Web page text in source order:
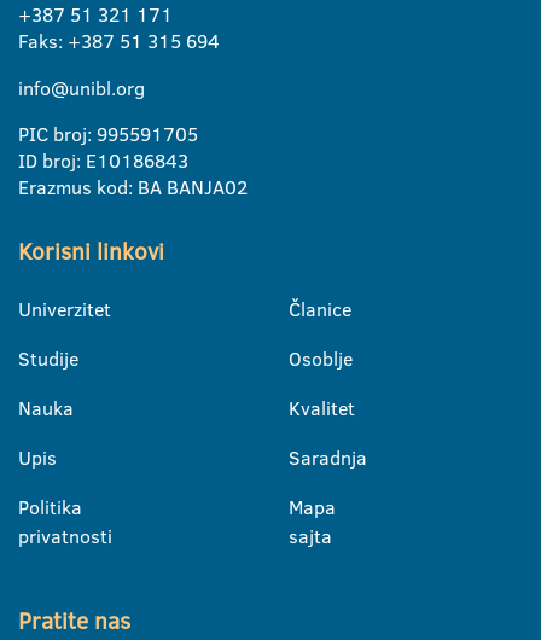
+387 51 321 171
Faks: +387 51 315 694
info@unibl.org
PIC broj: 995591705
ID broj: E10186843
Erazmus kod: BA BANJA02
Korisni linkovi
Univerzitet
Studije
Nauka
Upis
Politika
privatnosti
Članice
Osoblje
Kvalitet
Saradnja
Mapa
sajta
Pratite nas